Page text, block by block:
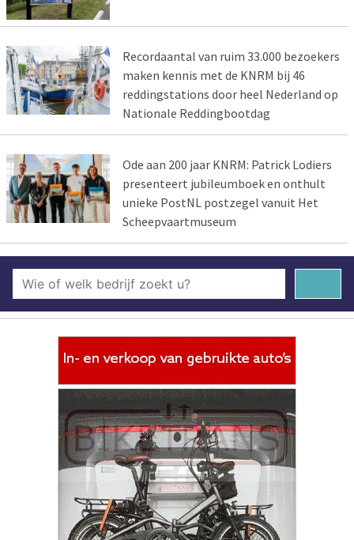
Recordaantal van ruim 33.000 bezoekers
maken kennis met de KNRM bij 46
reddingstations door heel Nederland op
Nationale Reddingbootdag
Ode aan 200 jaar KNRM: Patrick Lodiers
presenteert jubileumboek en onthult
unieke PostNL postzegel vanuit Het
Scheepvaartmuseum